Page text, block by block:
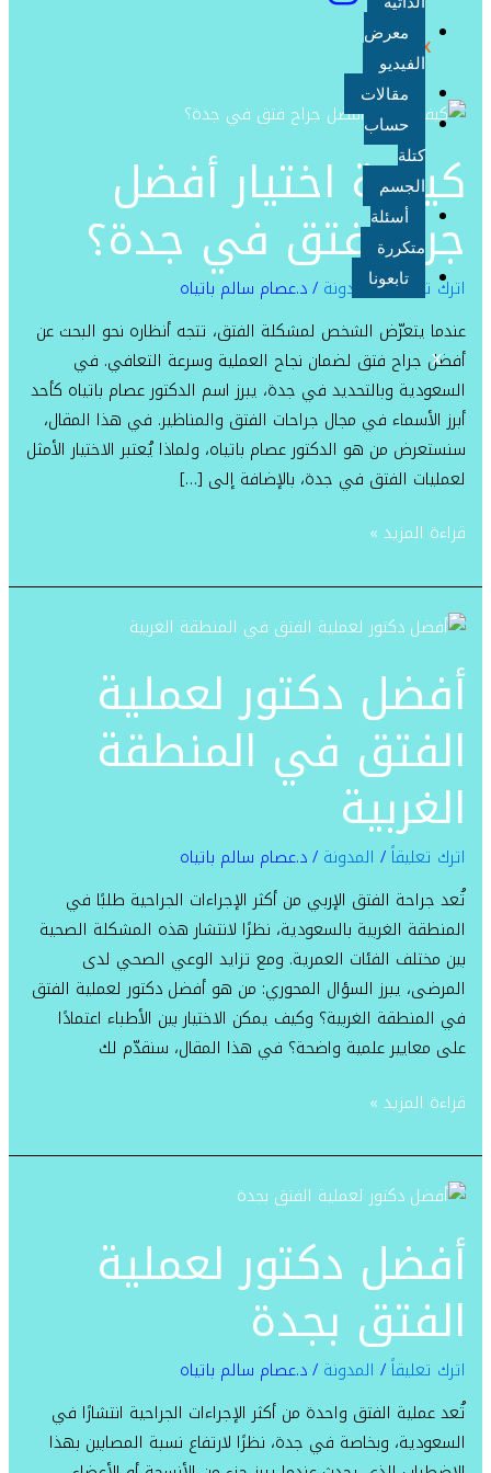
X
معرض
الفيديو
مقالات
حساب
كتلة
الجسم
أسئلة
متكررة
تابعونا
X
كيفية اختيار أفضل
جراح فتق في جدة؟
اترك تعليقاً/المدونة /د.عصام سالم باتياه
عندما يتعرّض الشخص لمشكلة الفتق، تتجه أنظاره نحو البحث عن
أفضل جراح فتق لضمان نجاح العملية وسرعة التعافي. في
السعودية وبالتحديد في جدة، يبرز اسم الدكتور عصام باتياه كأحد
أبرز الأسماء في مجال جراحات الفتق والمناظير. في هذا المقال،
سنستعرض من هو الدكتور عصام باتياه، ولماذا يُعتبر الاختيار الأمثل
لعمليات الفتق في جدة، بالإضافة إلى […]
كيفية
أفضل
جراح
فتق
في
جدة؟
قراءة المزيد »
أفضل دكتور لعملية
الفتق في المنطقة
الغربية
اترك تعليقاً/ المدونة /د.عصام سالم باتياه
تُعد جراحة الفتق الإربي من أكثر الإجراءات الجراحية طلبًا في
المنطقة الغربية بالسعودية، نظرًا لانتشار هذه المشكلة الصحية
بين مختلف الفئات العمرية. ومع تزايد الوعي الصحي لدى
المرضى، يبرز السؤال المحوري: من هو أفضل دكتور لعملية الفتق
في المنطقة الغربية؟ وكيف يمكن الاختيار بين الأطباء اعتمادًا
على معايير علمية واضحة؟ في هذا المقال، سنقدّم لك
أفضل
لعملية
الفتق
في
المنطقة
الغربية
قراءة المزيد »
أفضل دكتور لعملية
الفتق بجدة
اترك تعليقاً/ المدونة /د.عصام سالم باتياه
تُعد عملية الفتق واحدة من أكثر الإجراءات الجراحية انتشارًا في
السعودية، وبخاصة في جدة، نظرًا لارتفاع نسبة المصابين بهذا
أفضل
لعملية
الفتق
بجدة